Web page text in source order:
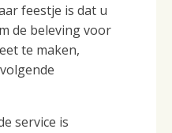
feestje is dat u
de beleving voor
te maken,
service is